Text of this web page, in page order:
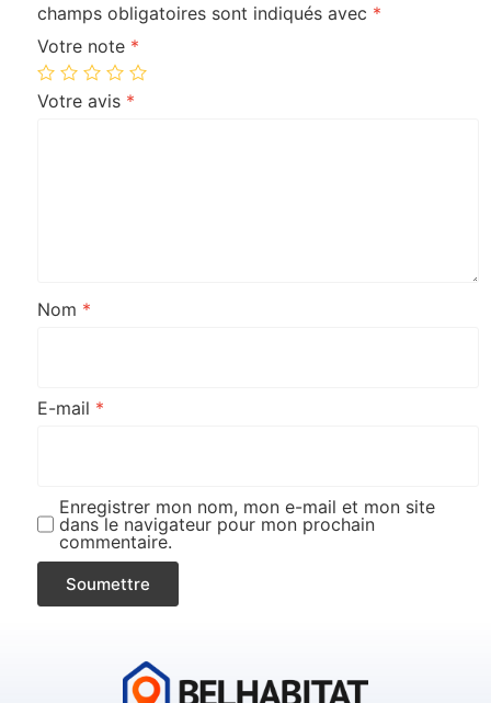
champs obligatoires sont indiqués avec *
Votre note *
Votre avis *
Nom *
E-mail *
Enregistrer mon nom, mon e-mail et mon site
dans le navigateur pour mon prochain
commentaire.